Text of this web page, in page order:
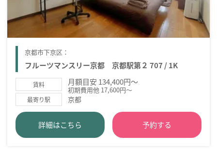
京都市下京区：
フルーツマンスリー京都 京都駅第２ 707 / 1K
賃料 月額目安 134,400円～
初期費用他 17,600円～
最寄り駅 京都
詳細はこちら 予約する